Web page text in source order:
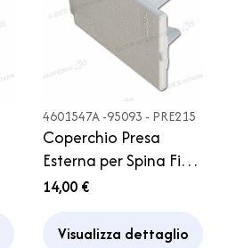
4601547A -95093 - PRE215
Coperchio Presa
Esterna per Spina Fissa
CEE Bianca Camper
14,00 €
Visualizza dettaglio